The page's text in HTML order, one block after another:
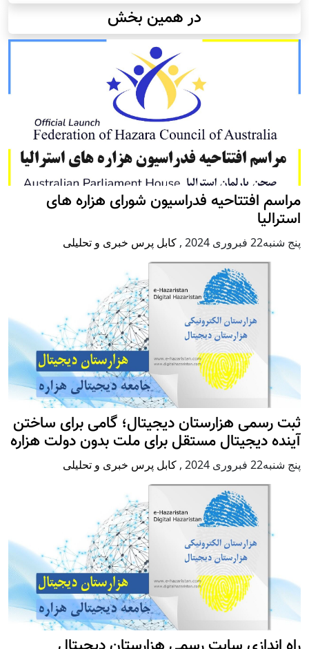
در همین بخش
مراسم افتتاحیه فدراسیون شورای هزاره های
استرالیا
پنج شنبه22 فبروری 2024 , کابل پرس خبری و تحلیلی
ثبت رسمی هزارستان دیجیتال؛ گامی برای ساختن
آینده دیجیتال مستقل برای ملت بدون دولت هزاره
پنج شنبه22 فبروری 2024 , کابل پرس خبری و تحلیلی